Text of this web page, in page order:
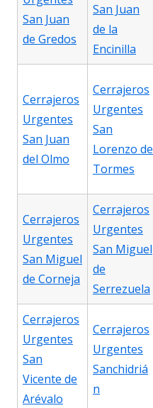
San Juan
de Gredos
San Juan
de la
Encinilla
Cerrajeros
Urgentes
San Juan
del Olmo
Cerrajeros
Urgentes
San
Lorenzo de
Tormes
Cerrajeros
Urgentes
San Miguel
de Corneja
Cerrajeros
Urgentes
San Miguel
de
Serrezuela
Cerrajeros
Urgentes
San
Vicente de
Arévalo
Cerrajeros
Urgentes
Sanchidriá
n